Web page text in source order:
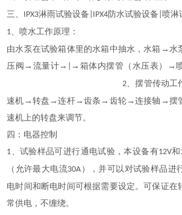
三、 IPX3淋雨试验设备 |IPX4防水试验设备 |喷淋
1、喷水工作原理：
由水泵在试验箱体里的水箱中抽水，水箱 →水
压阀→流量计→
→箱体内摆管（水压表）→
2、摆管传动
速机→转盘→连杆→齿条→齿轮→连接轴→摆
速机上的转盘来调节。
四：电器控制
1、试验样品可进行通电试验，本设备有12V和
（允许最大电流30A ），并可以对试验样品进
电时间和断电时间可根据需要设定。可保证在
常供电，不缠绕。